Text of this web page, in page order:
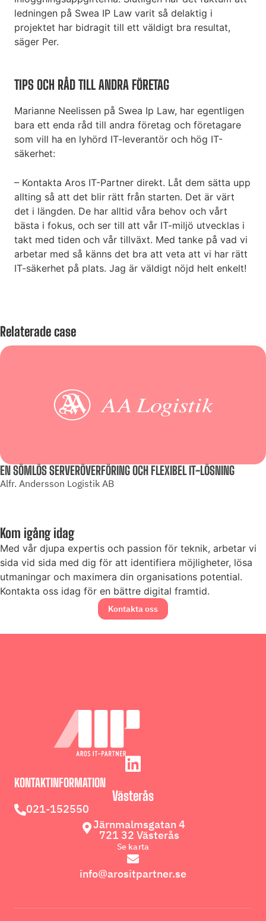
ledningen på Swea IP Law varit så delaktig i
projektet har bidragit till ett väldigt bra resultat,
säger Per.
TIPS OCH RÅD TILL ANDRA FÖRETAG
Marianne Neelissen på Swea Ip Law, har egentligen
bara ett enda råd till andra företag och företagare
som vill ha en lyhörd IT-leverantör och hög IT-
säkerhet:
– Kontakta Aros IT-Partner direkt. Låt dem sätta upp
allting så att det blir rätt från starten. Det är värt
det i längden. De har alltid våra behov och vårt
bästa i fokus, och ser till att vår IT-miljö utvecklas i
takt med tiden och vår tillväxt. Med tanke på vad vi
arbetar med så känns det bra att veta att vi har rätt
IT-säkerhet på plats. Jag är väldigt nöjd helt enkelt!
Relaterade case
EN SÖMLÖS SERVERÖVERFÖRING OCH FLEXIBEL IT-LÖSNING
Alfr. Andersson Logistik AB
Kom igång idag
Med vår djupa expertis och passion för teknik, arbetar vi
sida vid sida med dig för att identifiera möjligheter, lösa
utmaningar och maximera din organisations potential.
Kontakta oss idag för en bättre digital framtid.
Kontakta oss
KONTAKTINFORMATION
Västerås
021-152550
Järnmalmsgatan 4
721 32 Västerås
Se karta
info@arositpartner.se